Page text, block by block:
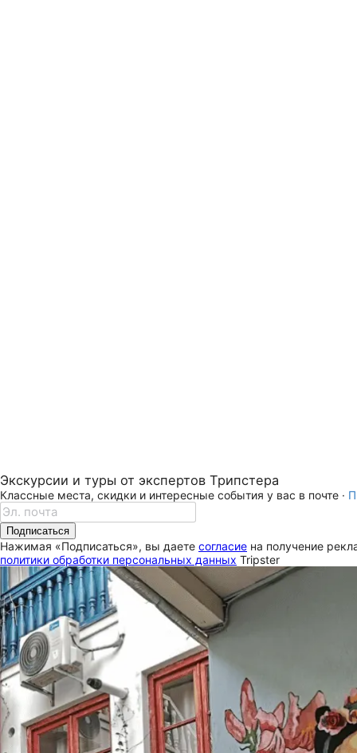
Экскурсии и туры от экспертов Трипстера
Классные места, скидки и интересные события у вас в почте ·
Подписаться
Нажимая «Подписаться», вы даете согласие на получение
политики обработки персональных данных Tripster